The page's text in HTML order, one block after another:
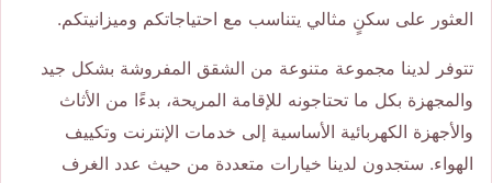
العثور على سكنٍ مثالي يتناسب مع احتياجاتكم وميزانيتكم.
تتوفر لدينا مجموعة متنوعة من الشقق المفروشة بشكل جيد
والمجهزة بكل ما تحتاجونه للإقامة المريحة، بدءًا من الأثاث
والأجهزة الكهربائية الأساسية إلى خدمات الإنترنت وتكييف
الهواء. ستجدون لدينا خيارات متعددة من حيث عدد الغرف